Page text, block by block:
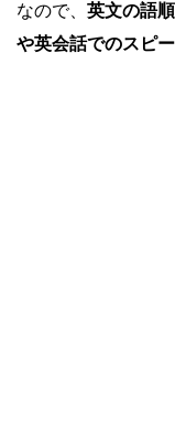
なので、 英文の語
や英会話でのスピ